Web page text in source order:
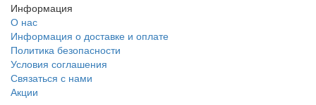
Информация
О нас
Информация о доставке и оплате
Политика безопасности
Условия соглашения
Связаться с нами
Акции